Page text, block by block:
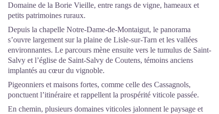
Domaine de la Borie Vieille, entre rangs de vigne, hameaux et
petits patrimoines ruraux.
Depuis la chapelle Notre-Dame-de-Montaigut, le panorama
s’ouvre largement sur la plaine de Lisle-sur-Tarn et les vallées
environnantes. Le parcours mène ensuite vers le tumulus de Saint-
Salvy et l’église de Saint-Salvy de Coutens, témoins anciens
implantés au cœur du vignoble.
Pigeonniers et maisons fortes, comme celle des Cassagnols,
ponctuent l’itinéraire et rappellent la prospérité viticole passée.
En chemin, plusieurs domaines viticoles jalonnent le paysage et